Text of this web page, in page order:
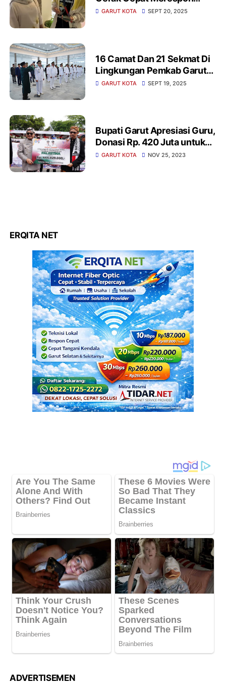
Keluhan Warga
GARUT KOTA SEPT 20, 2025
16 Camat Dan 21 Sekmat Di
Lingkungan Pemkab Garut
Dilantik Bupati Garut
GARUT KOTA SEPT 19, 2025
Bupati Garut Apresiasi Guru,
Donasi Rp. 420 Juta untuk
Palestina di Momentum Hari
GARUT KOTA NOV 25, 2023
ERQITA NET
ADVERTISEMEN